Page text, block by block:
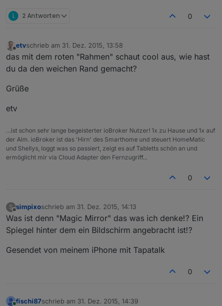
L 2 Antworten 0
Offline
etvschrieb am 31. Dez. 2015, 13:58
zuletzt editiert von
das mit dem roten "Rahmen" schaut cool aus, wie hast
du da den weichen Rand gemacht?
Grüße
etv
…ist schon sehr lange begeisterter ioBroker Nutzer! 1x zu Hause und 1x auf
der Alm. ioBroker ist das 'Hirn' des Smarthome und steuert HomeMatic
und Shellys, loggt was so passiert, zeigt es auf Tabletts schön an und
ermöglicht mir via Cloud Adapter den Fernzugriff...
0
S
Offline
simpixoschrieb am 31. Dez. 2015, 14:13
zuletzt editiert von
Was ist denn "Magic Mirror" das was ich denke!? Ein
Spiegel hinter dem ein Bildschirm angebracht ist!?
Gesendet von meinem iPhone mit Tapatalk
0
fischi87schrieb am 31. Dez. 2015, 14:39